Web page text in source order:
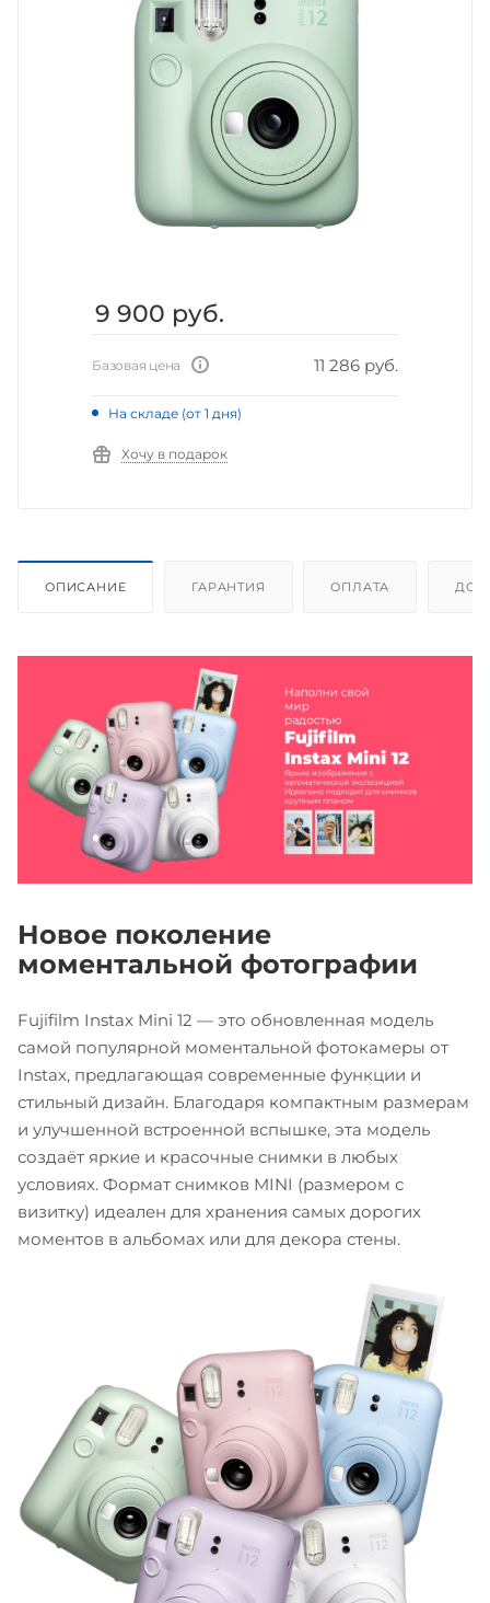
9 900 руб.
Базовая цена 11 286 руб.
На складе (от 1 дня)
Хочу в подарок
ОПИСАНИЕ ГАРАНТИЯ ОПЛАТА
Новое поколение
моментальной фотографии
Fujifilm Instax Mini 12 — это обновленная модель
самой популярной моментальной фотокамеры от
Instax, предлагающая современные функции и
стильный дизайн. Благодаря компактным размерам
и улучшенной встроенной вспышке, эта модель
создаёт яркие и красочные снимки в любых
условиях. Формат снимков MINI (размером с
визитку) идеален для хранения самых дорогих
моментов в альбомах или для декора стены.